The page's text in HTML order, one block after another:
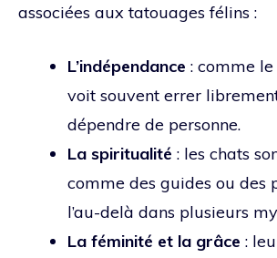
associées aux tatouages félins :
L’indépendance : comme le
voit souvent errer
dépendre de personne.
La spiritualité : les chats
comme des guides ou des
l’au-delà dans plusieurs
La féminité et la grâce :